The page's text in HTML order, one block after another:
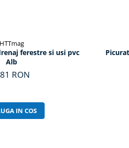
HTTmag
ferestre si usi pvc
Alb
RON
IN COS